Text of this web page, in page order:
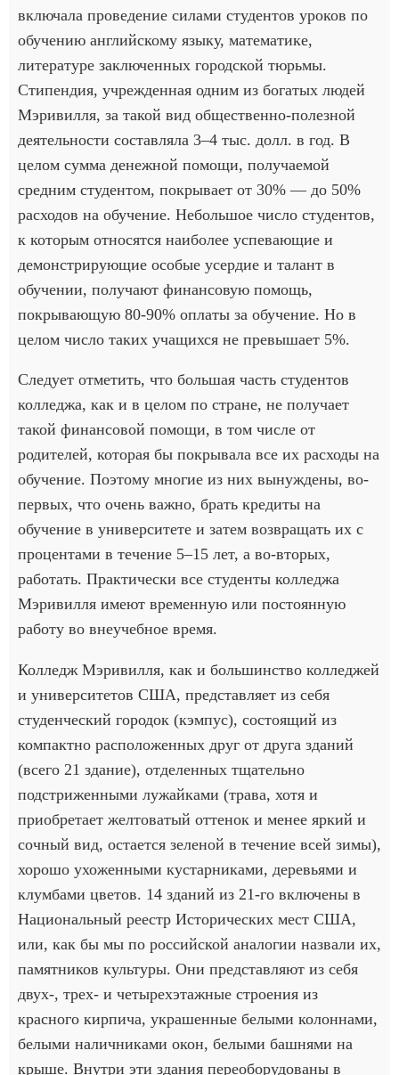
включала проведение силами студентов уроков по
обучению английскому языку, математике,
литературе заключенных городской тюрьмы.
Стипендия, учрежденная одним из богатых людей
Мэривилля, за такой вид общественно-полезной
деятельности составляла 3–4 тыс. долл. в год. В
целом сумма денежной помощи, получаемой
средним студентом, покрывает от 30% — до 50%
расходов на обучение. Небольшое число студентов,
к которым относятся наиболее успевающие и
демонстрирующие особые усердие и талант в
обучении, получают финансовую помощь,
покрывающую 80-90% оплаты за обучение. Но в
целом число таких учащихся не превышает 5%.
Следует отметить, что большая часть студентов
колледжа, как и в целом по стране, не получает
такой финансовой помощи, в том числе от
родителей, которая бы покрывала все их расходы на
обучение. Поэтому многие из них вынуждены, во-
первых, что очень важно, брать кредиты на
обучение в университете и затем возвращать их с
процентами в течение 5–15 лет, а во-вторых,
работать. Практически все студенты колледжа
Мэривилля имеют временную или постоянную
работу во внеучебное время.
Колледж Мэривилля, как и большинство колледжей
и университетов США, представляет из себя
студенческий городок (кэмпус), состоящий из
компактно расположенных друг от друга зданий
(всего 21 здание), отделенных тщательно
подстриженными лужайками (трава, хотя и
приобретает желтоватый оттенок и менее яркий и
сочный вид, остается зеленой в течение всей зимы),
хорошо ухоженными кустарниками, деревьями и
клумбами цветов. 14 зданий из 21-го включены в
Национальный реестр Исторических мест США,
или, как бы мы по российской аналогии назвали их,
памятников культуры. Они представляют из себя
двух-, трех- и четырехэтажные строения из
красного кирпича, украшенные белыми колоннами,
белыми наличниками окон, белыми башнями на
крыше. Внутри эти здания переоборудованы в